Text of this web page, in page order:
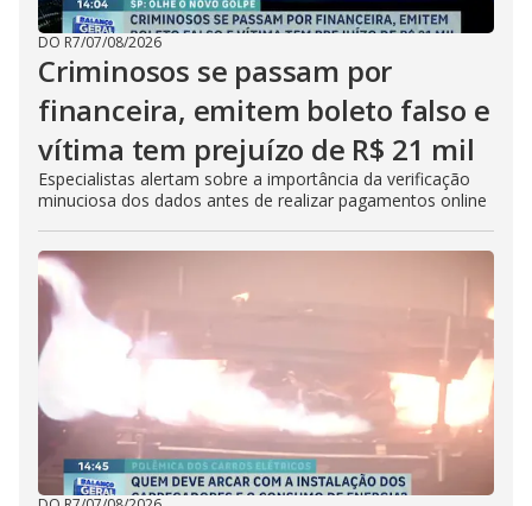
DO R7/07/08/2026
Criminosos se passam por
financeira, emitem boleto falso e
vítima tem prejuízo de R$ 21 mil
Especialistas alertam sobre a importância da verificação
minuciosa dos dados antes de realizar pagamentos online